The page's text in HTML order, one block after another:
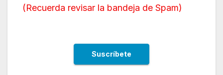
(Recuerda revisar la bandeja de Spam)